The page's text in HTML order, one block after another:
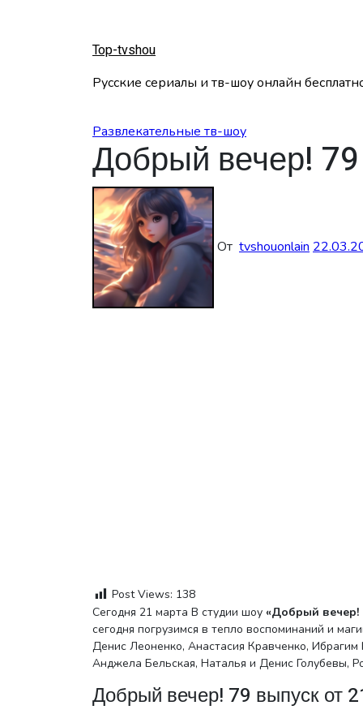
Top-tvshou
Русские сериалы и тв-шоу онлайн
Развлекательные тв-шоу
Добрый вечер!
От tvshouonlain
Post Views: 138
Сегодня 21 марта В студии шоу «Добрый вечер!
сегодня погрузимся в тепло воспоминаний и
Денис Леоненко, Анастасия Кравченко,
Анджела Бельская, Наталья и Денис Голубевы,
Добрый вечер! 79 выпуск от